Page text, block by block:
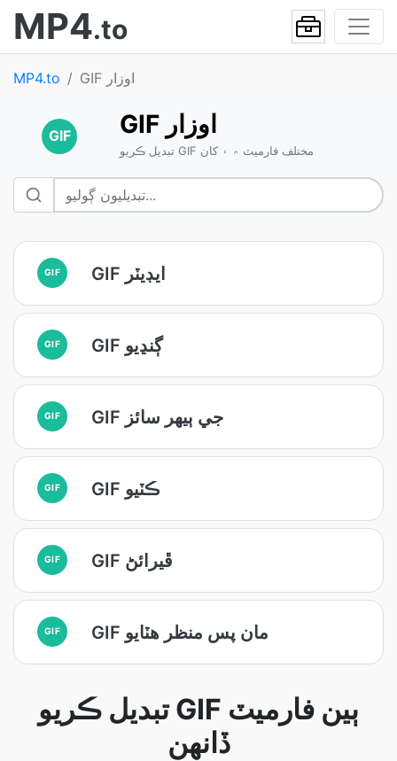
MP4.to
MP4.to GIF اوزار
GIF GIF اوزار
تبديل ڪريو GIF مختلف فارميٽ ۾ ۽ کان
GIF GIF ايڊيٽر
GIF GIF ڳنڍيو
GIF GIF جي ٻيهر سائز
GIF GIF ڪٽيو
GIF GIF ڦيرائڻ
GIF GIF مان پس منظر هٽايو
تبديل ڪريو GIF ٻين فارميٽ
ڏانهن